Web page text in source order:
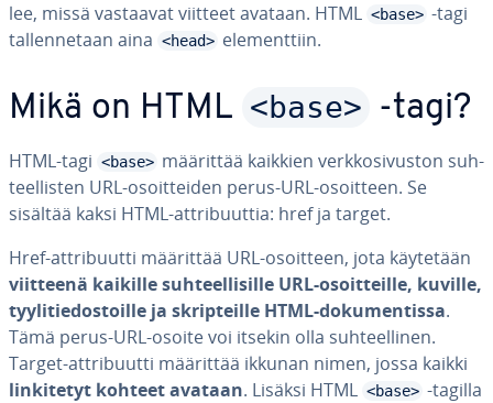
lee, missä vastaavat viitteet avataan. HTML <base> -tagi
tal­len­ne­taan aina <head> ele­ment­tiin.
Mikä on HTML <base> -tagi?
HTML-tagi <base> määrittää kaikkien verk­ko­si­vus­ton suh­
teel­lis­ten URL-osoit­tei­den perus-URL-osoitteen. Se
sisältää kaksi HTML-att­ri­buut­tia: href ja target.
Href-att­ri­buut­ti määrittää URL-osoitteen, jota käytetään
viitteenä kaikille suh­teel­li­sil­le URL-osoit­teil­le, kuville,
tyy­li­tie­dos­toil­le ja sk­rip­teil­le HTML-do­ku­men­tis­sa.
Tämä perus-URL-osoite voi itsekin olla suh­teel­li­nen.
Target-att­ri­buut­ti määrittää ikkunan nimen, jossa kaikki
lin­ki­te­tyt kohteet avataan. Lisäksi HTML <base> -tagilla